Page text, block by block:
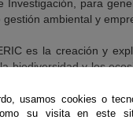
Investigación, para
ambiental y
es la creación y
biodiversidad y los
como la
dentro de la
usamos cookies o
su visita en este